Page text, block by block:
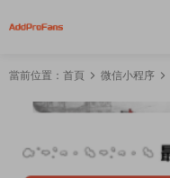
當前位置： 首頁 微信小程序